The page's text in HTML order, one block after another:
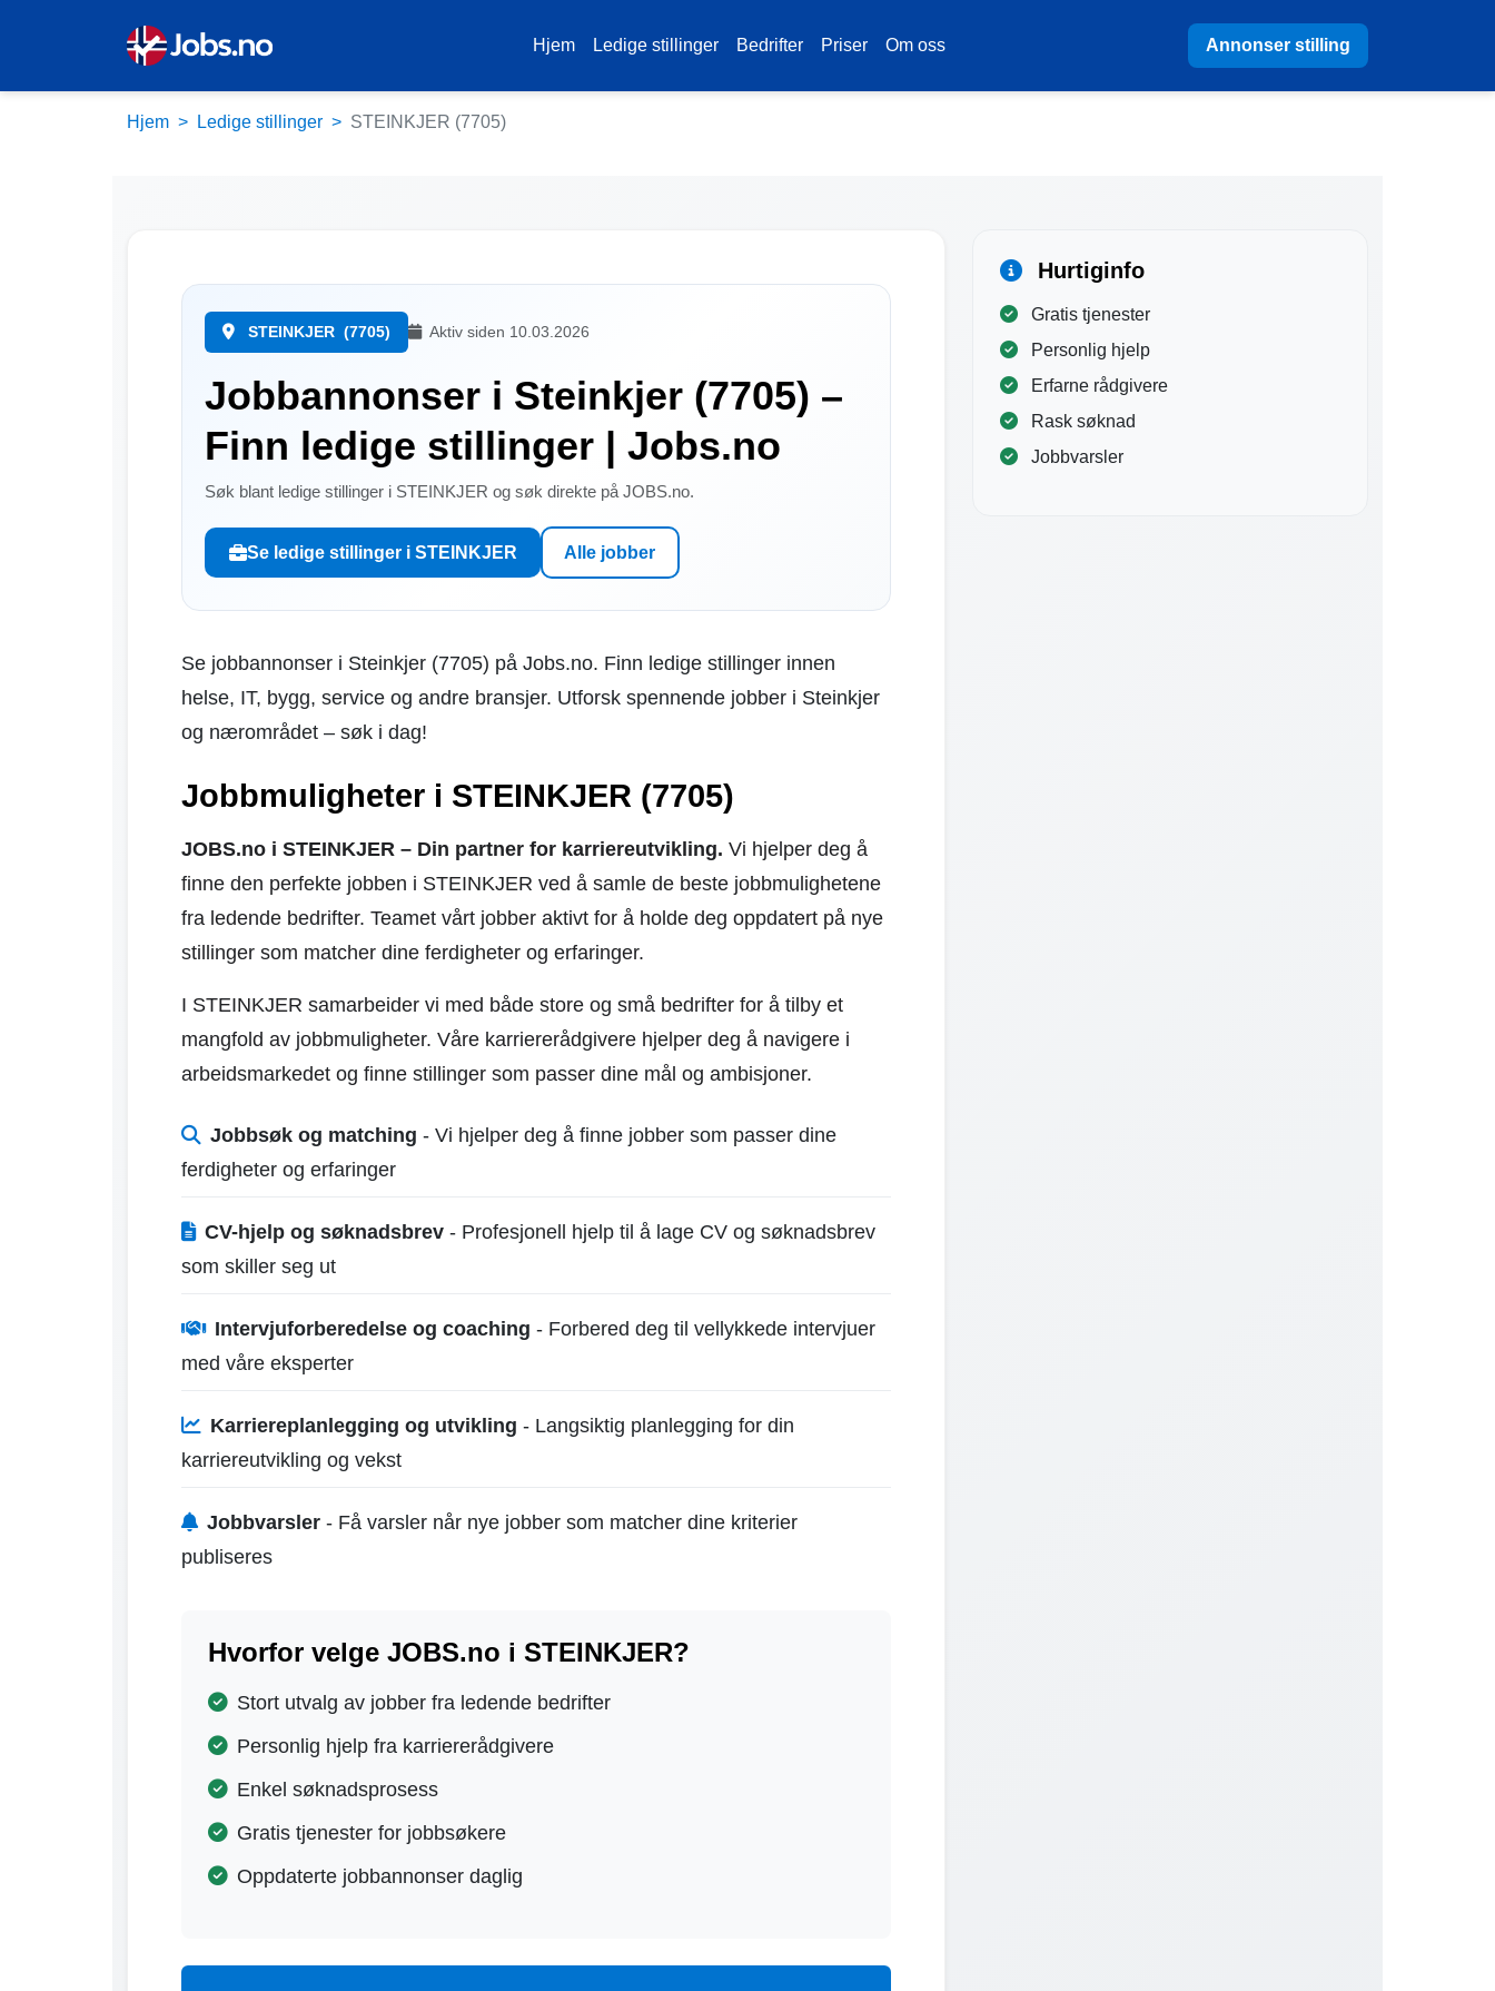
Hjem Ledige stillinger Bedrifter Priser Om oss Annonser stilling
Hjem Ledige stillinger STEINKJER (7705)
STEINKJER (7705) Aktiv siden 10.03.2026
Jobbannonser i Steinkjer (7705) –
Finn ledige stillinger | Jobs.no
Søk blant ledige stillinger i STEINKJER og søk direkte på JOBS.no.
Se ledige stillinger i STEINKJER Alle jobber
Se jobbannonser i Steinkjer (7705) på Jobs.no. Finn ledige stillinger innen
helse, IT, bygg, service og andre bransjer. Utforsk spennende jobber i Steinkjer
og nærområdet – søk i dag!
Jobbmuligheter i STEINKJER (7705)
JOBS.no i STEINKJER – Din partner for karriereutvikling. Vi hjelper deg å
finne den perfekte jobben i STEINKJER ved å samle de beste jobbmulighetene
fra ledende bedrifter. Teamet vårt jobber aktivt for å holde deg oppdatert på nye
stillinger som matcher dine ferdigheter og erfaringer.
I STEINKJER samarbeider vi med både store og små bedrifter for å tilby et
mangfold av jobbmuligheter. Våre karriererådgivere hjelper deg å navigere i
arbeidsmarkedet og finne stillinger som passer dine mål og ambisjoner.
Jobbsøk og matching - Vi hjelper deg å finne jobber som passer dine
ferdigheter og erfaringer
CV-hjelp og søknadsbrev- Profesjonell hjelp til å lage CV og søknadsbrev
som skiller seg ut
Intervjuforberedelse og coaching - Forbered deg til vellykkede intervjuer
med våre eksperter
Karriereplanlegging og utvikling - Langsiktig planlegging for din
karriereutvikling og vekst
Jobbvarsler- Få varsler når nye jobber som matcher dine kriterier
publiseres
Hvorfor velge JOBS.no i STEINKJER?
Stort utvalg av jobber fra ledende bedrifter
Personlig hjelp fra karriererådgivere
Enkel søknadsprosess
Gratis tjenester for jobbsøkere
Oppdaterte jobbannonser daglig
Hurtiginfo
Gratis tjenester
Personlig hjelp
Erfarne rådgivere
Rask søknad
Jobbvarsler